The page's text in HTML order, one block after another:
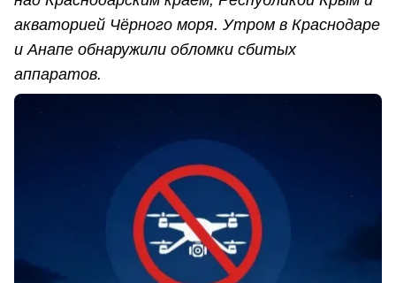
акваторией Чёрного моря. Утром в Краснодаре
и Анапе обнаружили обломки сбитых
аппаратов.